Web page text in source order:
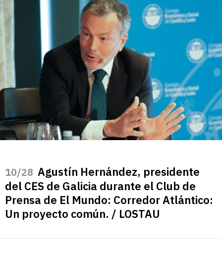
/28 Agustín Hernández, presidente
del CES de Galicia durante el Club de
Prensa de El Mundo: Corredor Atlántico:
Un proyecto común. / LOSTAU